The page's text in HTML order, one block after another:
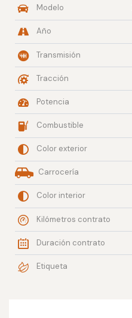
Modelo
Año
Transmisión
Tracción
Potencia
Combustible
Color exterior
Carrocería
Color interior
Kilómetros contrato
Duración contrato
Etiqueta